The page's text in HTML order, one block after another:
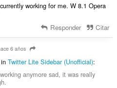
working for me. W 8.1 Opera
Responder Citar
6 años
Twitter Lite Sidebar (Unofficial):
anymore sad, it was really